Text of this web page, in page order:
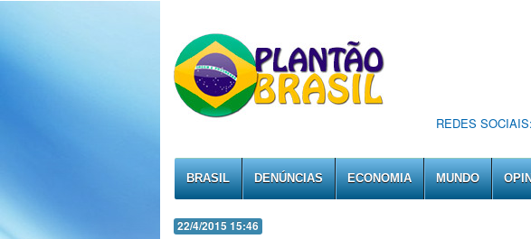
REDES SOCIAIS:
BRASIL DENÚNCIAS ECONOMIA MUNDO
22/4/2015 15:46